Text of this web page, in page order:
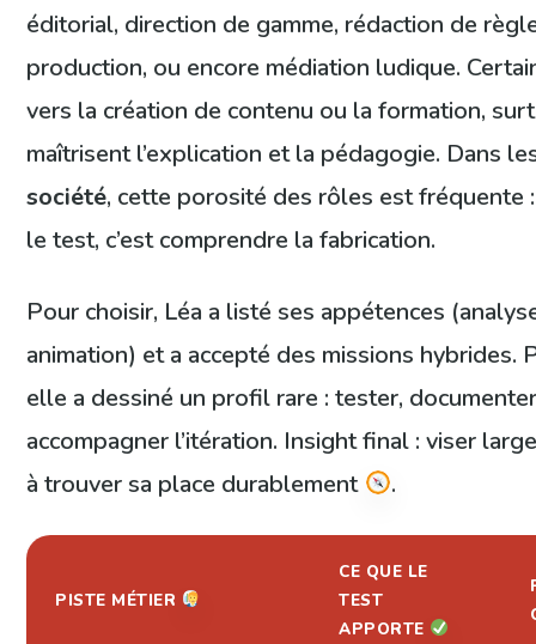
éditorial, direction de gamme, rédaction de
production, ou encore médiation ludique.
vers la création de contenu ou la formation,
maîtrisent l’explication et la pédagogie. Dans
société, cette porosité des rôles est fréquente
le test, c’est comprendre la fabrication.
Pour choisir, Léa a listé ses appétences
animation) et a accepté des missions hybrides.
elle a dessiné un profil rare : tester,
accompagner l’itération. Insight final : viser
à trouver sa place durablement
.
PISTE MÉTIER
CE QUE LE
TEST
APPORTE